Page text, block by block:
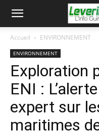
Accueil ENVIRONNEMENT
ENVIRONNEMENT
​Exploration
ENI :
expert sur
maritimes